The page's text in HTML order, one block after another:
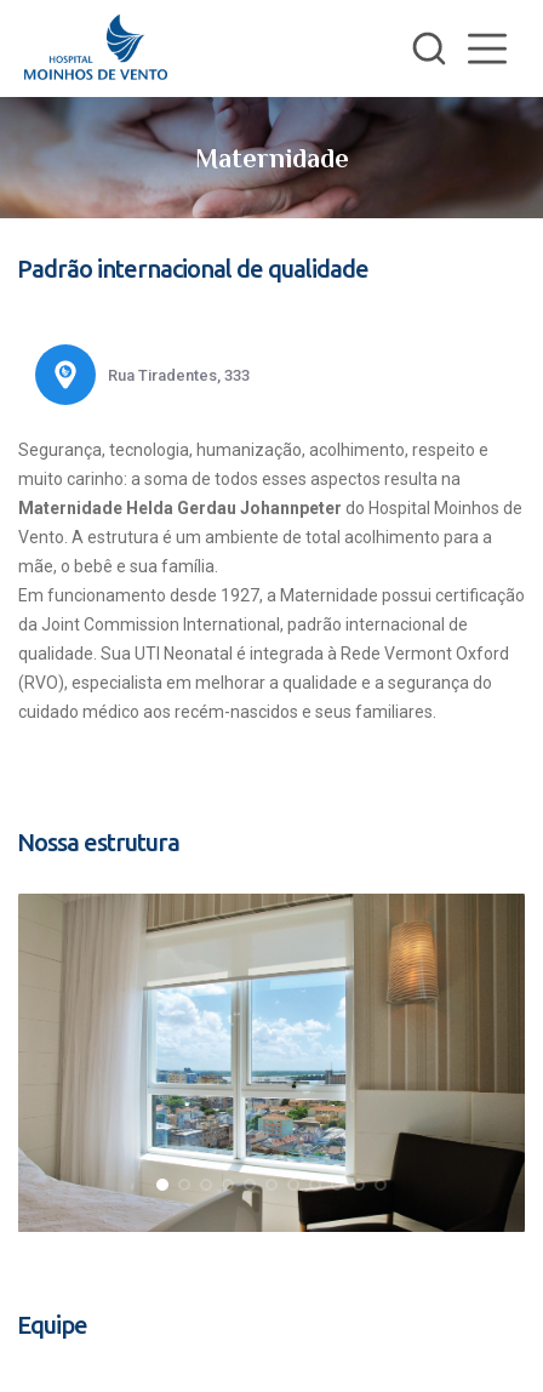
Maternidade
Padrão internacional de qualidade
Rua Tiradentes, 333
Segurança, tecnologia, humanização, acolhimento, respeito e
muito carinho: a soma de todos esses aspectos resulta na
Maternidade Helda Gerdau Johannpeter do Hospital Moinhos de
Vento. A estrutura é um ambiente de total acolhimento para a
mãe, o bebê e sua família.
Em funcionamento desde 1927, a Maternidade possui certificação
da Joint Commission International, padrão internacional de
qualidade. Sua UTI Neonatal é integrada à Rede Vermont Oxford
(RVO), especialista em melhorar a qualidade e a segurança do
cuidado médico aos recém-nascidos e seus familiares.
Nossa estrutura
Equipe